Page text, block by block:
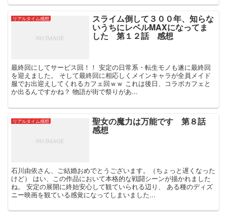
リアルタイム感想 スライム倒して３００年、知らな
いうちにレベルMAXになってま
した 第１２話 感想
最終回にしてサービス回！！ 安定の日常系・転生モノも遂に最終回
を迎えました。 そして最終回に相応しくメインキャラが全員メイド
服でお出迎えしてくれるカフェ回ｗｗ これは後日、コラボカフェと
か出るんですかね？ 物語が街で祭りがあ...
リアルタイム感想 聖女の魔力は万能です 第８話
感想
石川由依さん、ご結婚おめでとうございます。（ちょっと遅くなった
けど） はい、この作品において本格的な戦闘シーンが描かれました
ね。 安定の展開に終始安心して観ていられる辺り、 ある種のディズ
ニー映画を観ている感覚になってしまいました...